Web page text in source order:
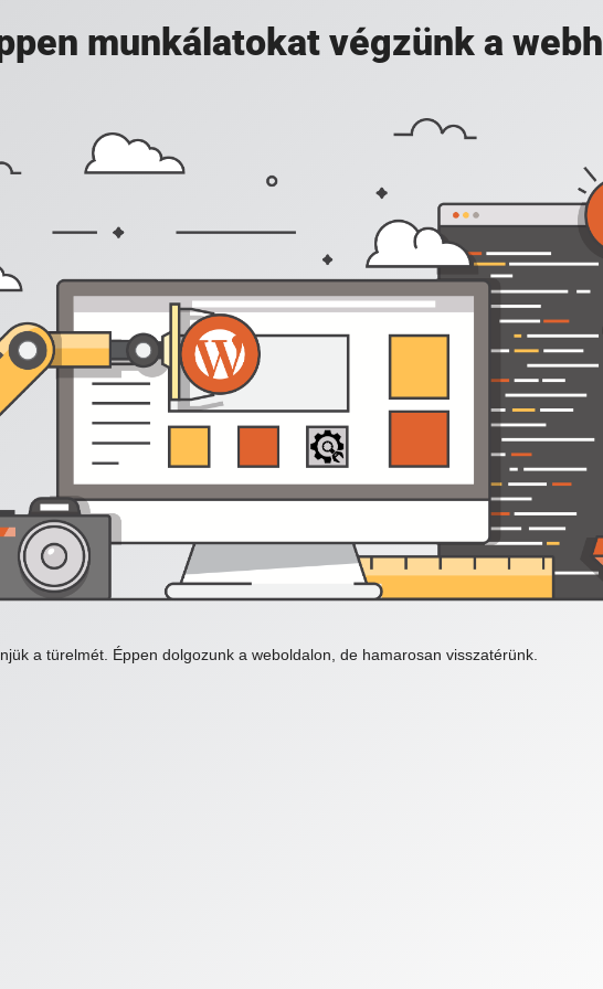
munkálatokat végzünk a
a türelmét. Éppen dolgozunk a weboldalon, de hamarosan visszatérünk.